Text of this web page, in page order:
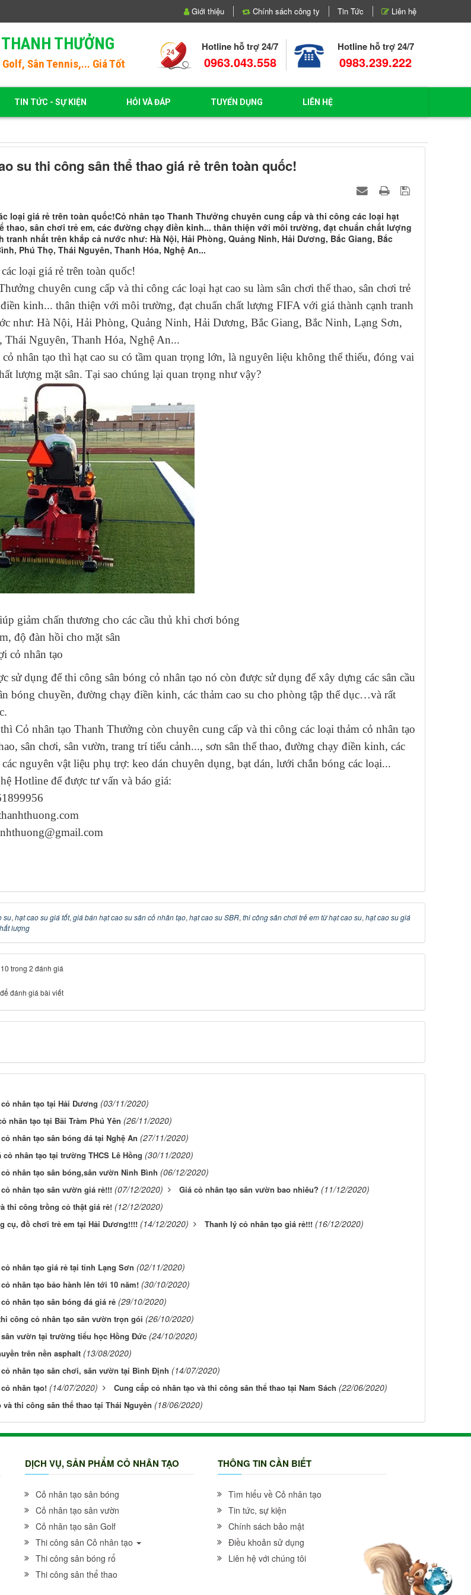
Giới thiệu Chính sách công ty Tin Tức Liên hệ
THƯỞNG
Golf, Sân Tennis,... Giá Tốt
Hotline hỗ trợ 24/7
0963.043.558
Hotline hỗ trợ 24/7
0983.239.222
TIN TỨC - SỰ KIỆN HỎI VÀ ĐÁP TUYỂN DỤNG LIÊN HỆ
su thi công sân thể thao giá rẻ trên toàn quốc!
loại giá rẻ trên toàn quốc!Cỏ nhân tạo Thanh Thưởng chuyên cung cấp và thi công các loại hạt
thao, sân chơi trẻ em, các đường chạy điền kinh... thân thiện với môi trường, đạt chuẩn chất lượng
tranh nhất trên khắp cả nước như: Hà Nội, Hải Phòng, Quảng Ninh, Hải Dương, Bắc Giang, Bắc
Phú Thọ, Thái Nguyên, Thanh Hóa, Nghệ An...
loại giá rẻ trên toàn quốc!
chuyên cung cấp và thi công các loại hạt cao su làm sân chơi thể thao, sân chơi trẻ
kinh... thân thiện với môi trường, đạt chuẩn chất lượng FIFA với giá thành cạnh tranh
như: Hà Nội, Hải Phòng, Quảng Ninh, Hải Dương, Bắc Giang, Bắc Ninh, Lạng Sơn,
Nguyên, Thanh Hóa, Nghệ An...
nhân tạo thì hạt cao su có tầm quan trọng lớn, là nguyên liệu không thể thiếu, đóng vai
lượng mặt sân. Tại sao chúng lại quan trọng như vậy?
giảm chấn thương cho các cầu thủ khi chơi bóng
độ đàn hồi cho mặt sân
cỏ nhân tạo
sử dụng để thi công sân bóng cỏ nhân tạo nó còn được sử dụng để xây dựng các sân cầu
bóng chuyền, đường chạy điền kinh, các thảm cao su cho phòng tập thể dục…và rất
Cỏ nhân tạo Thanh Thưởng còn chuyên cung cấp và thi công các loại thảm cỏ nhân tạo
sân chơi, sân vườn, trang trí tiểu cảnh..., sơn sân thể thao, đường chạy điền kinh, các
nguyên vật liệu phụ trợ: keo dán chuyên dụng, bạt dán, lưới chắn bóng các loại...
Hotline để được tư vấn và báo giá:
su, hạt cao su giá tốt, giá bán hạt cao su sân cỏ nhân tạo, hạt cao su SBR, thi công sân chơi trẻ em từ hạt cao su, hạt cao su giá
lượng
trong 2 đánh giá
đánh giá bài viết
nhân tạo tại Hải Dương (03/11/2020)
nhân tạo tại Bãi Tràm Phú Yên (26/11/2020)
nhân tạo sân bóng đá tại Nghệ An (27/11/2020)
nhân tạo tại trường THCS Lê Hồng (30/11/2020)
nhân tạo sân bóng,sân vườn Ninh Bình (06/12/2020)
nhân tạo sân vườn giá rẻ!!! (07/12/2020) Giá cỏ nhân tạo sân vườn bao nhiêu? (11/12/2020)
thi công trồng cỏ thật giá rẻ! (12/12/2020)
cụ, đồ chơi trẻ em tại Hải Dương!!!! (14/12/2020) Thanh lý cỏ nhân tạo giá rẻ!!! (16/12/2020)
nhân tạo giá rẻ tại tỉnh Lạng Sơn (02/11/2020)
nhân tạo bảo hành lên tới 10 năm! (30/10/2020)
nhân tạo sân bóng đá giá rẻ (29/10/2020)
công cỏ nhân tạo sân vườn trọn gói (26/10/2020)
vườn tại trường tiểu học Hồng Đức (24/10/2020)
trên nền asphalt (13/08/2020)
nhân tạo sân chơi, sân vườn tại Bình Định (14/07/2020)
nhân tạo! (14/07/2020) Cung cấp cỏ nhân tạo và thi công sân thể thao tại Nam Sách (22/06/2020)
thi công sân thể thao tại Thái Nguyên (18/06/2020)
DỊCH VỤ, SẢN PHẨM CỎ NHÂN TẠO
Cỏ nhân tạo sân bóng
Cỏ nhân tạo sân vườn
Cỏ nhân tạo sân Golf
Thi công sân Cỏ nhân tạo
Thi công sân bóng rổ
Thi công sân thể thao
THÔNG TIN CẦN BIẾT
Tìm hiểu về Cỏ nhân tạo
Tin tức, sự kiện
Chính sách bảo mật
Điều khoản sử dụng
Liên hệ với chúng tôi